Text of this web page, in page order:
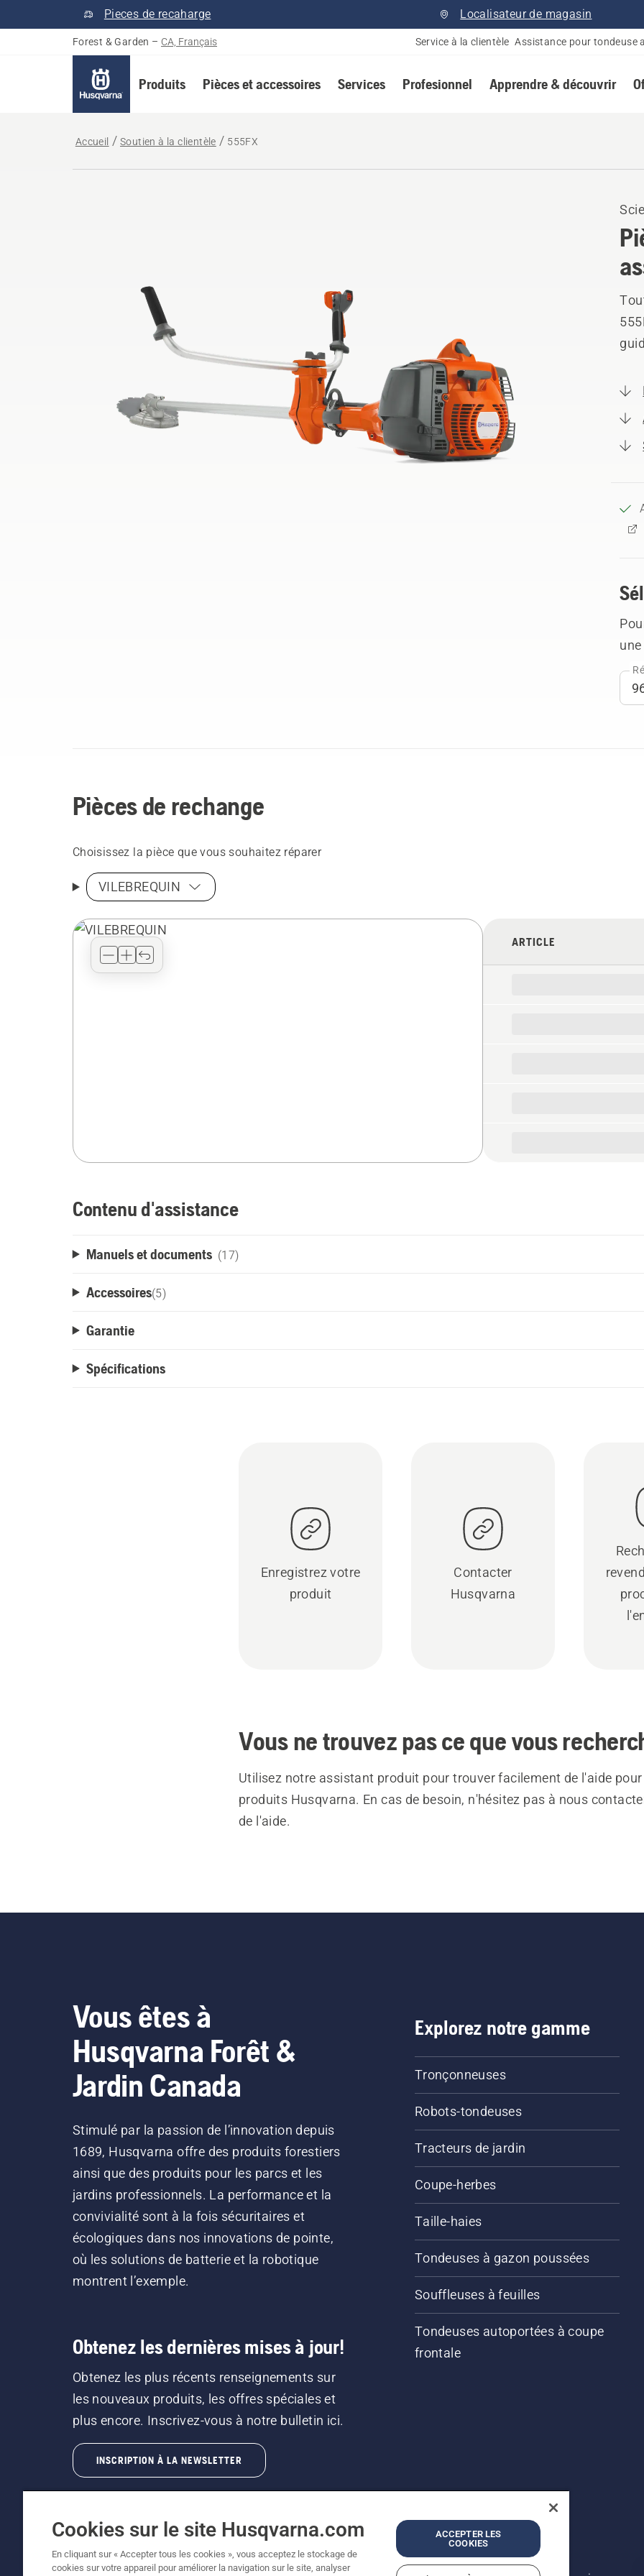
Pieces de recaharge Localisateur de magasin
Forest & Garden – CA, Français Service à la clientèle Assistance pour tondeuse
Produits Pièces et accessoires Services Profesionnel Apprendre & découvrir
Accueil Soutien à la clientèle 555FX
Pièces de rechange
Choisissez la pièce que vous souhaitez réparer
VILEBREQUIN
ARTICLE
Contenu d'assistance
Manuels et documents (17)
Accessoires(5)
Garantie
Spécifications
Enregistrez votre
produit
Contacter
Husqvarna
Vous ne trouvez pas ce que vous
Utilisez notre assistant produit pour trouver facilement de l'aide
produits Husqvarna. En cas de besoin, n'hésitez pas à nous
de l'aide.
Vous êtes à
Husqvarna Forêt &
Jardin Canada
Stimulé par la passion de l’innovation depuis
1689, Husqvarna offre des produits forestiers
ainsi que des produits pour les parcs et les
jardins professionnels. La performance et la
convivialité sont à la fois sécuritaires et
écologiques dans nos innovations de pointe,
où les solutions de batterie et la robotique
montrent l’exemple.
Obtenez les dernières mises à jour!
Obtenez les plus récents renseignements sur
les nouveaux produits, les offres spéciales et
plus encore. Inscrivez-vous à notre bulletin ici.
INSCRIPTION À LA NEWSLETTER
Explorez notre gamme
Tronçonneuses
Robots-tondeuses
Tracteurs de jardin
Coupe-herbes
Taille-haies
Tondeuses à gazon poussées
Souffleuses à feuilles
Tondeuses autoportées à coupe
frontale
Cookies sur le site Husqvarna.com
En cliquant sur « Accepter tous les cookies », vous acceptez le stockage de
cookies sur votre appareil pour améliorer la navigation sur le site, analyser
ACCEPTER LES
COOKIES